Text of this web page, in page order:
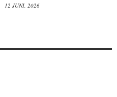
12 JUNI, 2026